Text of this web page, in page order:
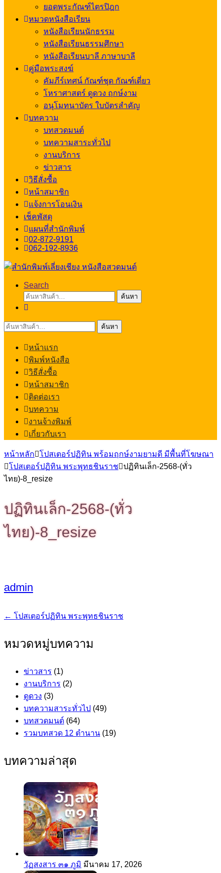
ยอดพระกัณฑ์ไตรปิฎก
หมวดหนังสือเรียน
หนังสือเรียนนักธรรม
หนังสือเรียนธรรมศึกษา
หนังสือเรียนบาลี ภาษาบาลี
คู่มือพระสงฆ์
คัมภีร์เทศน์ กัณฑ์ชุด กัณฑ์เดี่ยว
โหราศาสตร์ ดูดวง ฤกษ์งาม
อนุโมทนาบัตร ใบบัตรสำคัญ
บทความ
บทสวดมนต์
บทความสาระทั่วไป
งานบริการ
ข่าวสาร
วิธีสั่งซื้อ
หน้าสมาชิก
แจ้งการโอนเงิน
เช็คพัสดุ
แผนที่สำนักพิมพ์
02-872-9191
062-192-8936
Search
ค้นหา:
ค้นหา
ค้นหา: ค้นหา
หน้าแรก
พิมพ์หนังสือ
วิธีสั่งซื้อ
หน้าสมาชิก
ติดต่อเรา
บทความ
งานจ้างพิมพ์
เกี่ยวกับเรา
หน้าหลัก
โปสเตอร์ปฏิทิน พร้อมฤกษ์งามยามดี มีพื้นที่โฆษณา
โปสเตอร์ปฏิทิน พระพุทธชินราช
ปฏิทินเล็ก-2568-(ทั่ว
ไทย)-8_resize
ปฏิทินเล็ก-2568-(ทั่ว
ไทย)-8_resize
admin
แนะแนว
เรื่อง
← โปสเตอร์ปฏิทิน พระพุทธชินราช
หมวดหมู่บทความ
ข่าวสาร (1)
งานบริการ (2)
ดูดวง (3)
บทความสาระทั่วไป (49)
บทสวดมนต์ (64)
รวมบทสวด 12 ตำนาน (19)
บทความล่าสุด
วัฏสงสาร ๓๑ ภูมิ มีนาคม 17, 2026